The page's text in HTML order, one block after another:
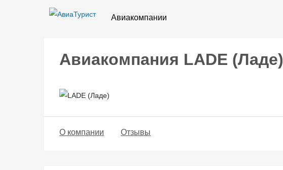
Авиакомпании
Авиакомпания LADE (Ладе)
О компании Отзывы